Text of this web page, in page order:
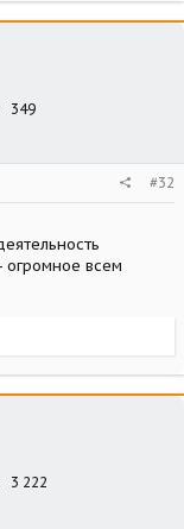
349
#32
огромное всем
3 222